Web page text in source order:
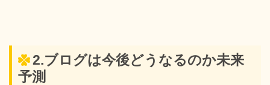
2.ブログは今後どうなるのか未来
予測